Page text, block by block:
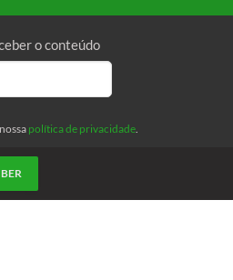
o conteúdo
política de privacidade.